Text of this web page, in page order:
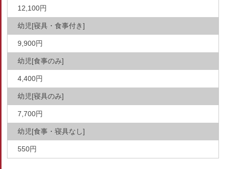
12,100円
幼児[寝具・食事付き]
9,900円
幼児[食事のみ]
4,400円
幼児[寝具のみ]
7,700円
幼児[食事・寝具なし]
550円